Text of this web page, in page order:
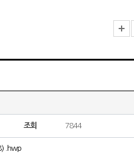
조회 7844
.hwp